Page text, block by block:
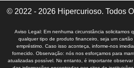
© 2022 - 2026 Hipercurioso. Todos
Aviso Legal: Em nenhuma circunstância solicitamos
qualquer tipo de produto financeiro, seja um
empréstimo. Caso isso aconteça, informe-nos
fornecido. Observação: nós nos esforçamos para
atualizadas possível. No entanto, é importante